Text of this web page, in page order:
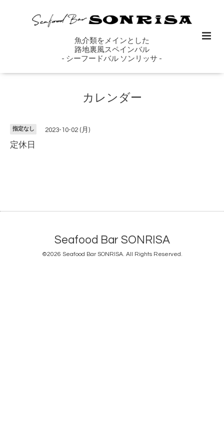
魚介類をメインとした
路地裏風スペインバル
- シーフードバル ソンリッサ -
カレンダー
指定なし 2023-10-02 (月)
定休日
Seafood Bar SONRISA
©2026 Seafood Bar SONRISA. All Rights Reserved.